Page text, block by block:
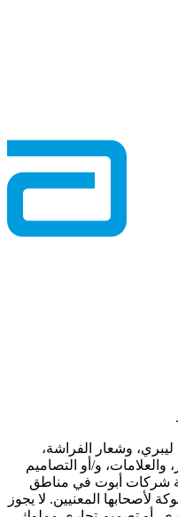
ليبري، وشعار الفراشة،
و/أو التصاميم
شركات أبوت في مناطق
لأصحابها المعنيين. لا يجوز